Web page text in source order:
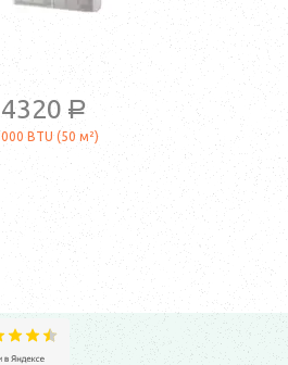
a
BTU (50 м²)